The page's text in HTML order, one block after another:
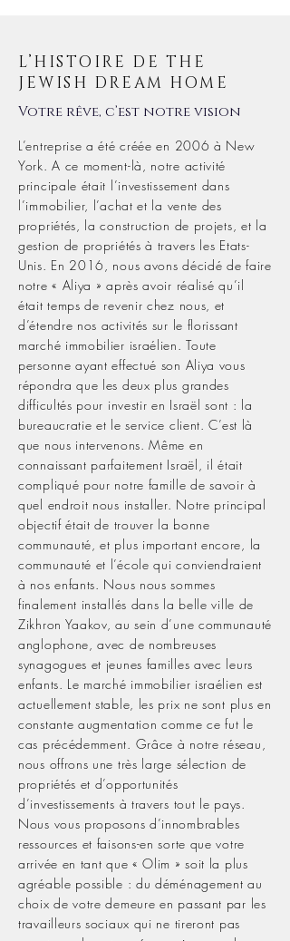
L’HISTOIRE DE THE
JEWISH DREAM HOME
Votre rêve, c’est notre vision
L’entreprise a été créée en 2006 à New
York. A ce moment-là, notre activité
principale était l’investissement dans
l’immobilier, l’achat et la vente des
propriétés, la construction de projets, et la
gestion de propriétés à travers les Etats-
Unis. En 2016, nous avons décidé de faire
notre « Aliya » après avoir réalisé qu’il
était temps de revenir chez nous, et
d’étendre nos activités sur le florissant
marché immobilier israélien. Toute
personne ayant effectué son Aliya vous
répondra que les deux plus grandes
difficultés pour investir en Israël sont : la
bureaucratie et le service client. C’est là
que nous intervenons. Même en
connaissant parfaitement Israël, il était
compliqué pour notre famille de savoir à
quel endroit nous installer. Notre principal
objectif était de trouver la bonne
communauté, et plus important encore, la
communauté et l’école qui conviendraient
à nos enfants. Nous nous sommes
finalement installés dans la belle ville de
Zikhron Yaakov, au sein d’une communauté
anglophone, avec de nombreuses
synagogues et jeunes familles avec leurs
enfants. Le marché immobilier israélien est
actuellement stable, les prix ne sont plus en
constante augmentation comme ce fut le
cas précédemment. Grâce à notre réseau,
nous offrons une très large sélection de
propriétés et d’opportunités
d’investissements à travers tout le pays.
Nous vous proposons d’innombrables
ressources et faisons-en sorte que votre
arrivée en tant que « Olim » soit la plus
agréable possible : du déménagement au
choix de votre demeure en passant par les
travailleurs sociaux qui ne tireront pas